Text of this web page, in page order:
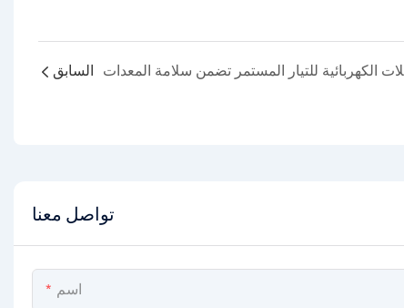
السابق
تواصل معنا
اسم